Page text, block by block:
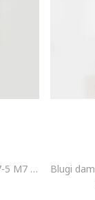
Blugi scurti albastri wide leg P617-5 M7 20164, Albastru